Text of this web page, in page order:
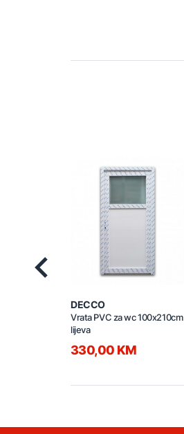
DECCO
Vrata PVC za wc 100x210cm
lijeva
330,00 KM